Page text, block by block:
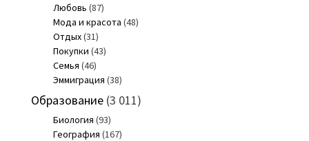
Любовь (87)
Мода и красота (48)
Отдых(31)
Покупки (43)
Семья (46)
Эммиграция (38)
Образование(3 011)
Биология (93)
География (167)